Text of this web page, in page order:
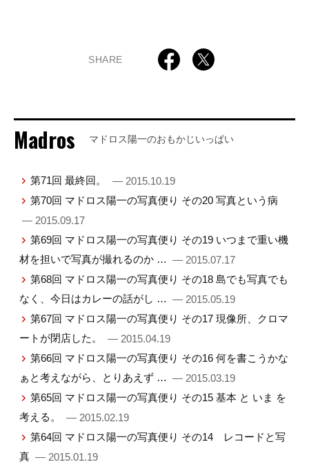
SHARE
Madros マドロス陽一のおもかじいっぱい
第71回 最終回。
— 2015.10.19
第70回 マドロス陽一の写真便り その20 写真という病
— 2015.09.17
第69回 マドロス陽一の写真便り その19 いつまで重い機
材を担いで写真が撮れるのか … — 2015.07.17
第68回 マドロス陽一の写真便り その18 島でも写真でも
なく、今日はカレーの話がし … — 2015.05.19
第67回 マドロス陽一の写真便り その17 現像所、クロマ
ートが閉店した。
— 2015.04.19
第66回 マドロス陽一の写真便り その16 何を書こうかな
ぁと考えながら、とりあえず … — 2015.03.19
第65回 マドロス陽一の写真便り その15 基本 と いま を
考える。
— 2015.02.19
第64回 マドロス陽一の写真便り その14 レコードと写
真 — 2015.01.19